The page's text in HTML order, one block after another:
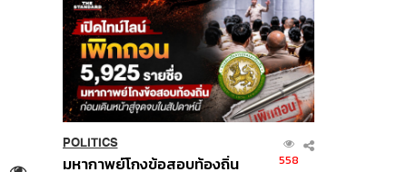
POLITICS
มหากาพย์โกงข้อสอบท้องถิ่น
558